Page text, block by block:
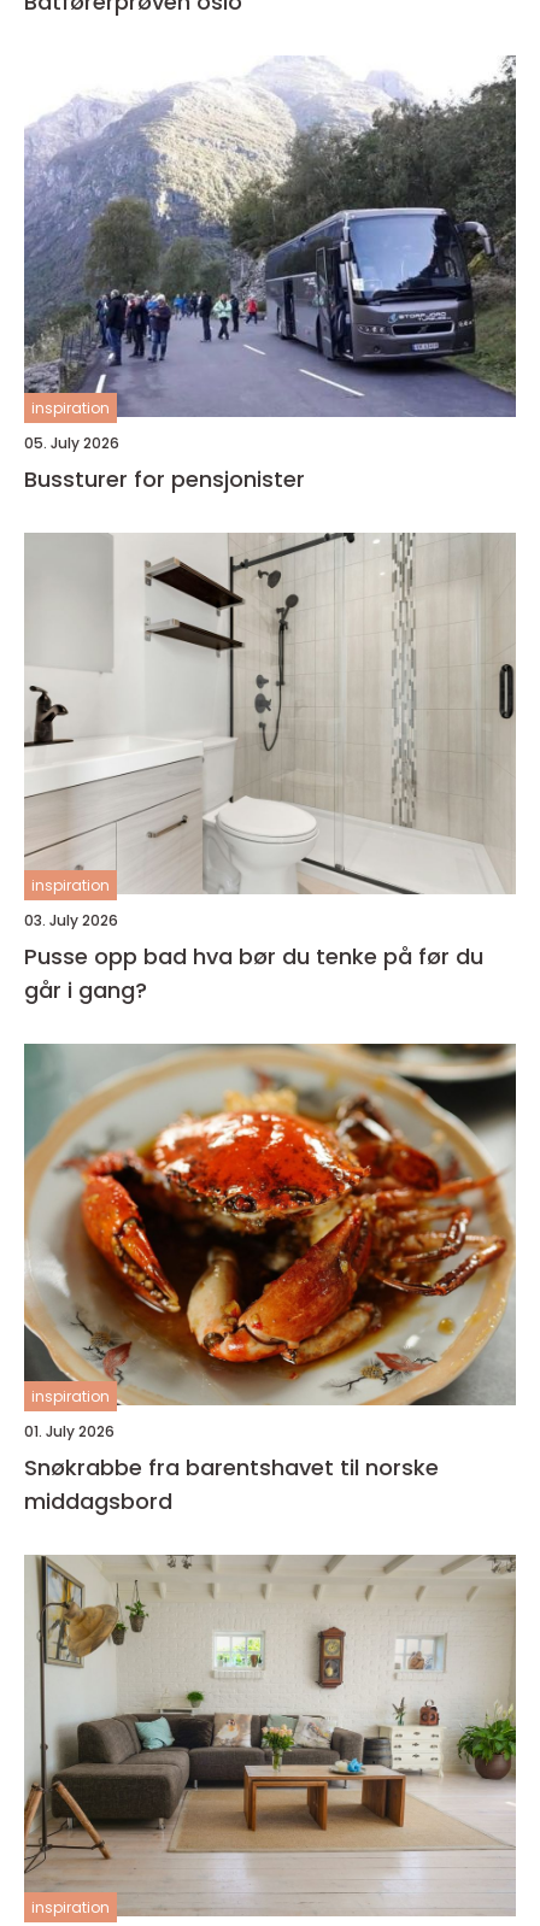
inspiration
05. July 2026
Bussturer for pensjonister
inspiration
03. July 2026
Pusse opp bad hva bør du tenke på før du
går i gang?
inspiration
01. July 2026
Snøkrabbe fra barentshavet til norske
middagsbord
inspiration